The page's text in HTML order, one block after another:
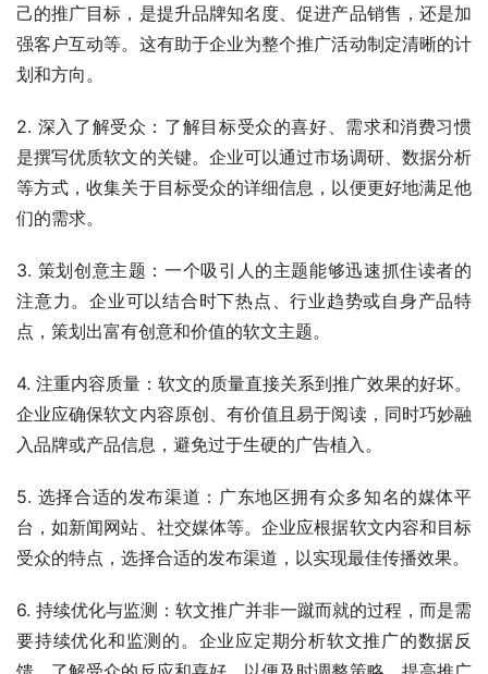
己的推广目标，是提升品牌知名度、促进产品销售，还是加
强客户互动等。这有助于企业为整个推广活动制定清晰的计
划和方向。
2. 深入了解受众：了解目标受众的喜好、需求和消费习惯
是撰写优质软文的关键。企业可以通过市场调研、数据分析
等方式，收集关于目标受众的详细信息，以便更好地满足他
们的需求。
3. 策划创意主题：一个吸引人的主题能够迅速抓住读者的
注意力。企业可以结合时下热点、行业趋势或自身产品特
点，策划出富有创意和价值的软文主题。
4. 注重内容质量：软文的质量直接关系到推广效果的好坏。
企业应确保软文内容原创、有价值且易于阅读，同时巧妙融
入品牌或产品信息，避免过于生硬的广告植入。
5. 选择合适的发布渠道：广东地区拥有众多知名的媒体平
台，如新闻网站、社交媒体等。企业应根据软文内容和目标
受众的特点，选择合适的发布渠道，以实现最佳传播效果。
6. 持续优化与监测：软文推广并非一蹴而就的过程，而是需
要持续优化和监测的。企业应定期分析软文推广的数据反